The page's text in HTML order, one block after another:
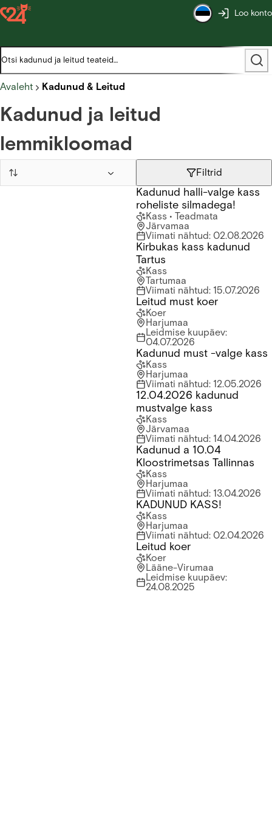
Loo konto
Avaleht Kadunud & Leitud
Kadunud ja leitud
lemmikloomad
Filtrid
Kadunud halli-valge kass roheliste silmadega!
Kadunud halli-valge kass
roheliste silmadega!
Kass • Teadmata
Järvamaa
Viimati nähtud: 02.08.2026
Kirbukas kass kadunud
Tartus
Kass
Tartumaa
Viimati nähtud: 15.07.2026
Leitud must koer
Koer
Harjumaa
Leidmise kuupäev:
04.07.2026
Kadunud must -valge kass
Kass
Harjumaa
Viimati nähtud: 12.05.2026
12.04.2026 kadunud mustvalge kass12.04.2026 kadunud
mustvalge kass
Kass
Järvamaa
Viimati nähtud: 14.04.2026
Kadunud a 10.04 Kloostrimetsas TallinnasKadunud a 10.04
Kloostrimetsas Tallinnas
Kass
Harjumaa
Viimati nähtud: 13.04.2026
KADUNUD KASS!
Kass
Harjumaa
Viimati nähtud: 02.04.2026
Leitud koer
Koer
Lääne-Virumaa
Leidmise kuupäev:
24.08.2025